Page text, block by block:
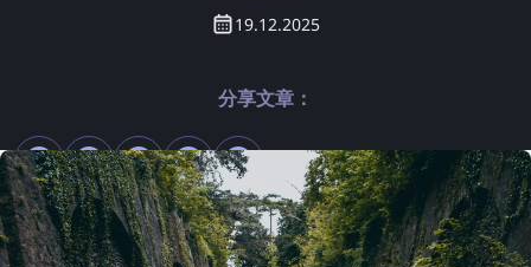
19.12.2025
分享文章：